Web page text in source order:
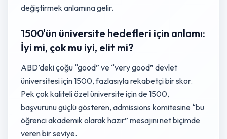
değiştirmek anlamına gelir.
1500'ün üniversite hedefleri için anlamı:
İyi mi, çok mu iyi, elit mi?
ABD’deki çoğu “good” ve “very good” devlet
üniversitesi için 1500, fazlasıyla rekabetçi bir skor.
Pek çok kaliteli özel üniversite için de 1500,
başvurunu güçlü gösteren, admissions komitesine “bu
öğrenci akademik olarak hazır” mesajını net biçimde
veren bir seviye.